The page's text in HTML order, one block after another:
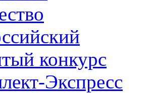
конкурс
Экспресс